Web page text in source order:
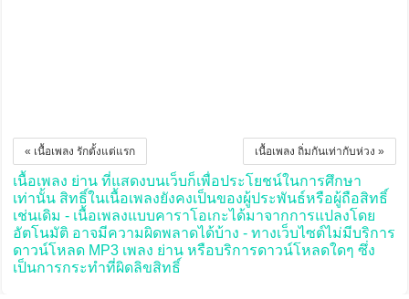
เนื้อเพลง ถิ่มกันเท่ากับห่วง »
« เนื้อเพลง รักตั้งแต่แรก
เนื้อเพลง ย่าน ที่แสดงบนเว็บก็เพื่อประโยชน์ในการศึกษา
เท่านั้น สิทธิ์ในเนื้อเพลงยังคงเป็นของผู้ประพันธ์หรือผู้ถือสิทธิ์
เช่นเดิม - เนื้อเพลงแบบคาราโอเกะได้มาจากการแปลงโดย
อัตโนมัติ อาจมีความผิดพลาดได้บ้าง - ทางเว็บไซต์ไม่มีบริการ
ดาวน์โหลด MP3 เพลง ย่าน หรือบริการดาวน์โหลดใดๆ ซึ่ง
เป็นการกระทำที่ผิดลิขสิทธิ์